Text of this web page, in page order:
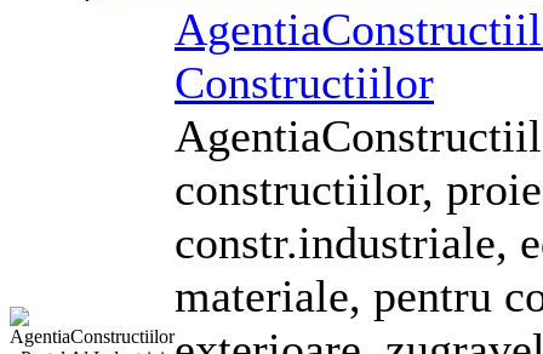
Constructiilor
constructiilor,
constr.industriale,
materiale, pentru